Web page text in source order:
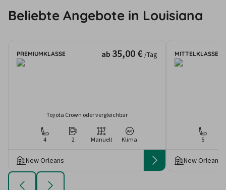
Beliebte Angebote in Louisiana
PREMIUMKLASSE ab 35,00 € /Tag
Toyota Crown oder vergleichbar
4 2 Manuell Klima
New Orleans
MITTELKLASSE
5
New Orleans